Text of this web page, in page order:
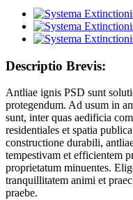
Descriptio Brevis:
Antliae ignis PSD sunt
protegendum. Ad usum in
sunt, inter quas aedificia
residentiales et spatia
constructione durabili,
tempestivam et efficientem
proprietatum minuentes.
tranquillitatem animi et
praebe.